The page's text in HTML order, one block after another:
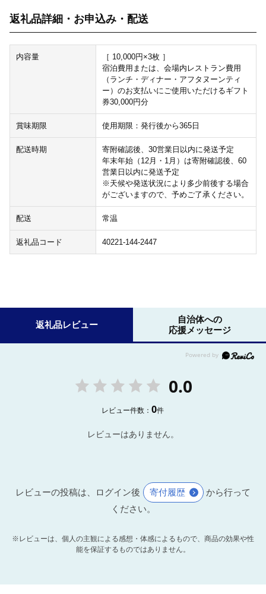
返礼品詳細・お申込み・配送
内容量
［ 10,000円×3枚 ］
宿泊費用または、会場内レストラン費用
（ランチ・ディナー・アフタヌーンティ
ー）のお支払いにご使用いただけるギフト
券30,000円分
賞味期限 使用期限：発行後から365日
配送時期
寄附確認後、30営業日以内に発送予定
年末年始（12月・1月）は寄附確認後、60
営業日以内に発送予定
※天候や発送状況により多少前後する場合
がございますので、予めご了承ください。
配送 常温
返礼品コード 40221-144-2447
返礼品レビュー
自治体への
応援メッセージ
0.0
レビュー件数：0件
レビューはありません。
レビューの投稿は、ログイン後 寄付履歴
から行って
ください。
※レビューは、個人の主観による感想・体感によるもので、商品の効果や性
能を保証するものではありません。